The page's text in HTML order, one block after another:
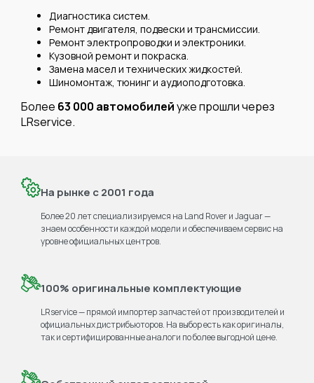
Диагностика систем.
Ремонт двигателя, подвески и трансмиссии.
Ремонт электропроводки и электроники.
Кузовной ремонт и покраска.
Замена масел и технических жидкостей.
Шиномонтаж, тюнинг и аудиоподготовка.
Более 63 000 автомобилейуже прошли через
LRservice.
На рынке с 2001 года
Более 20 лет специализируемся на Land Rover и Jaguar —
знаем особенности каждой модели и обеспечиваем сервис на
уровне официальных центров.
100% оригинальные комплектующие
LRservice — прямой импортер запчастей от производителей и
официальных дистрибьюторов. На выбор есть как оригиналы,
так и сертифицированные аналоги по более выгодной цене.